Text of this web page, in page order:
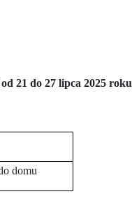
21 do 27 lipca 2025 roku
domu